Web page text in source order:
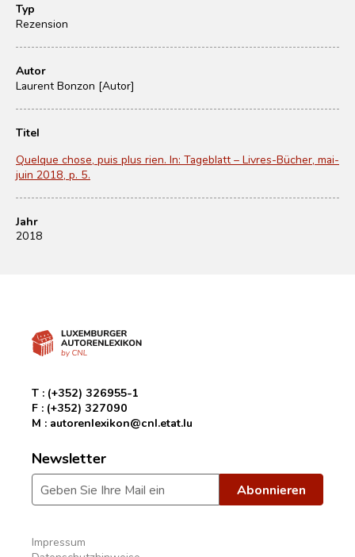
Typ
Rezension
Autor
Laurent Bonzon [Autor]
Titel
Quelque chose, puis plus rien. In: Tageblatt – Livres-Bücher, mai-
juin 2018, p. 5.
Jahr
2018
T : (+352) 326955-1
F : (+352) 327090
M : autorenlexikon@cnl.etat.lu
Newsletter
Impressum